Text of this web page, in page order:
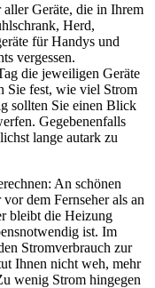
Geräte, die in Ihrem
Herd,
für Handys und
vergessen.
die jeweiligen Geräte
Sie fest, wie viel Strom
sollten Sie einen Blick
Gegebenenfalls
lange autark zu
An schönen
dem Fernseher als an
bleibt die Heizung
ist. Im
Stromverbrauch zur
Ihnen nicht weh, mehr
wenig Strom hingegen